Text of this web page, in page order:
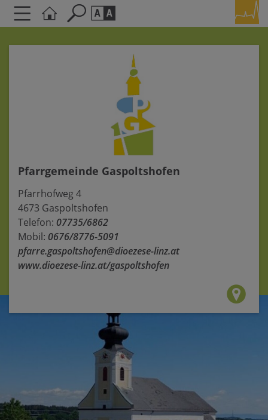
A
Pfarrgemeinde Gaspoltshofen
Pfarrhofweg 4
4673 Gaspoltshofen
Telefon: 07735/6862
Mobil: 0676/8776-5091
pfarre.gaspoltshofen@dioezese-linz.at
www.dioezese-linz.at/gaspoltshofen